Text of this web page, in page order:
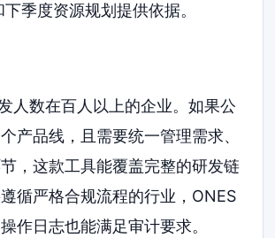
季度资源规划提供依据。
人数在百人以上的企业。如果公
产品线，且需要统一管理需求、
，这款工具能覆盖完整的研发链
循严格合规流程的行业，ONES
作日志也能满足审计要求。